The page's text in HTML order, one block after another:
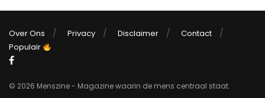
Over Ons Privacy Disclaimer
Contact
Populair
© 2026 Menszine - Magazine waarin de mens centraal staat.